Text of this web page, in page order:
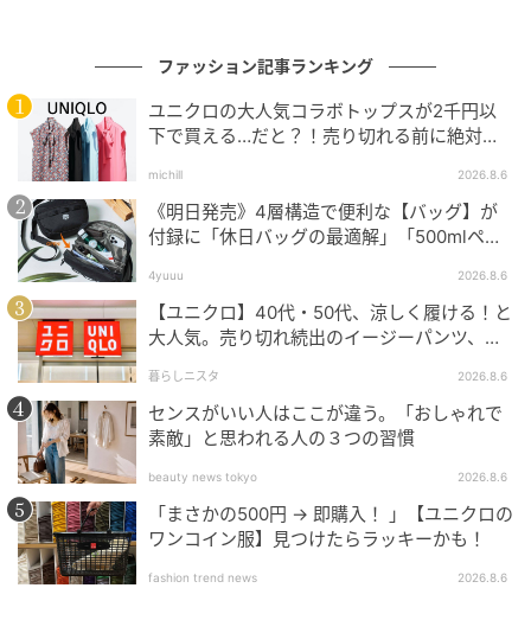
シアー素材のカーディガンは、上下のボタンの開け方
で、抜け感を調節できるのが便利。キャミソールのイ
ンナーを挟むことで、肌見せの分量も調節。
シアーブラウスでトレンドカラーを取り入れる
ファッション記事ランキング
ユニクロの大人気コラボトップスが2千円以
下で買える…だと？！売り切れる前に絶対買
michill 2026.8.6
《明日発売》4層構造で便利な【バッグ】が
付録に「休日バッグの最適解」「500mlペッ
4yuuu 2026.8.6
【ユニクロ】40代・50代、涼しく履ける！と
大人気。売り切れ続出のイージーパンツ、買
暮らしニスタ 2026.8.6
センスがいい人はここが違う。「おしゃれで
素敵」と思われる人の３つの習慣
beauty news tokyo 2026.8.6
「まさかの500円 → 即購入！ 」【ユニクロの
ワンコイン服】見つけたらラッキーかも！
fashion trend news 2026.8.6